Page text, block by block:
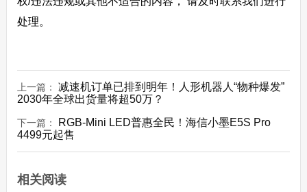
处理。
上一篇： 减速机订单已排到明年！人形机器人“物种爆发”
2030年全球出货量将超50万？
下一篇：
RGB-Mini LED普惠全民！海信小墨E5S Pro
4499元起售
相关阅读